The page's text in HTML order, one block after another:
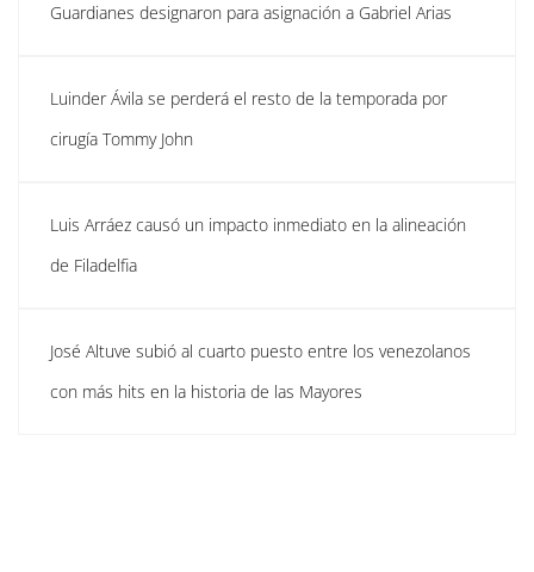
Guardianes designaron para asignación a Gabriel Arias
Luinder Ávila se perderá el resto de la temporada por
cirugía Tommy John
Luis Arráez causó un impacto inmediato en la alineación
de Filadelfia
José Altuve subió al cuarto puesto entre los venezolanos
con más hits en la historia de las Mayores